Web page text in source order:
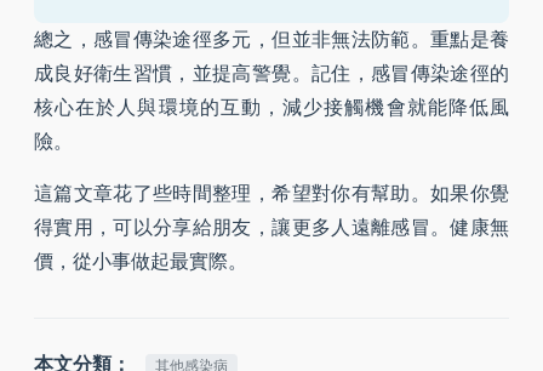
總之，感冒傳染途徑多元，但並非無法防範。重點是養
成良好衛生習慣，並提高警覺。記住，感冒傳染途徑的
核心在於人與環境的互動，減少接觸機會就能降低風
險。
這篇文章花了些時間整理，希望對你有幫助。如果你覺
得實用，可以分享給朋友，讓更多人遠離感冒。健康無
價，從小事做起最實際。
本文分類： 其他感染病